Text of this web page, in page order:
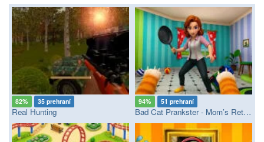
82% 35 prehraní
Real Hunting
94% 51 prehraní
Bad Cat Prankster - Mom’s Return